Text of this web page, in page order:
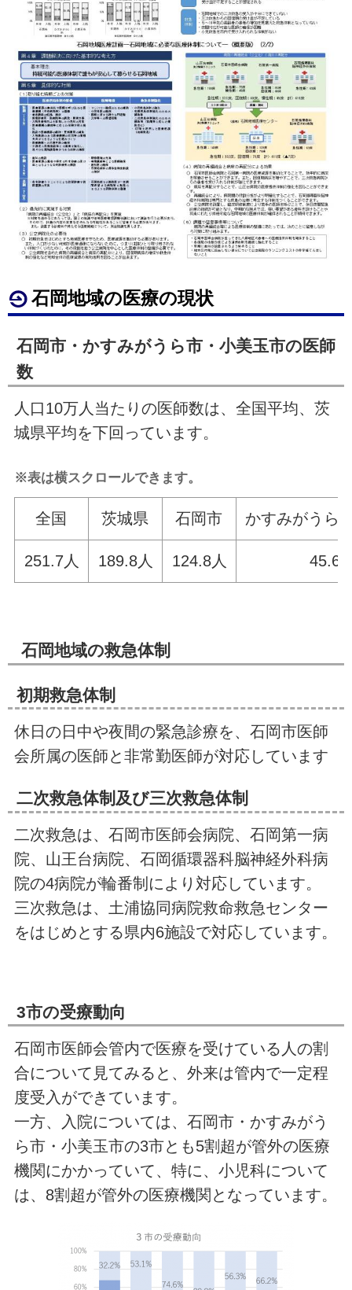
石岡地域の医療の現状
石岡市・かすみがうら市・小美玉市の医師
数
人口10万人当たりの医師数は、全国平均、茨
城県平均を下回っています。
※表は横スクロールできます。
全国 茨城県 石岡市 かすみがうら
251.7人 189.8人 124.8人 45.6
石岡地域の救急体制
初期救急体制
休日の日中や夜間の緊急診療を、石岡市医師
会所属の医師と非常勤医師が対応しています
二次救急体制及び三次救急体制
二次救急は、石岡市医師会病院、石岡第一病
院、山王台病院、石岡循環器科脳神経外科病
院の4病院が輪番制により対応しています。
三次救急は、土浦協同病院救命救急センター
をはじめとする県内6施設で対応しています。
3市の受療動向
石岡市医師会管内で医療を受けている人の割
合について見てみると、外来は管内で一定程
度受入ができています。
一方、入院については、石岡市・かすみがう
ら市・小美玉市の3市とも5割超が管外の医療
機関にかかっていて、特に、小児科について
は、8割超が管外の医療機関となっています。